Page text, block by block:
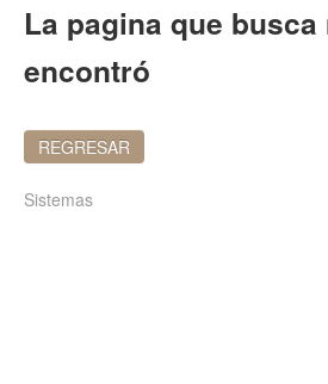
La pagina que busca
encontró
REGRESAR
Sistemas